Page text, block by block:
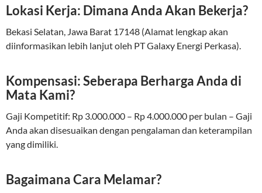
Lokasi Kerja: Dimana Anda Akan Bekerja?
Bekasi Selatan, Jawa Barat 17148 (Alamat lengkap akan
diinformasikan lebih lanjut oleh PT Galaxy Energi Perkasa).
Kompensasi: Seberapa Berharga Anda di
Mata Kami?
Gaji Kompetitif: Rp 3.000.000 – Rp 4.000.000 per bulan – Gaji
Anda akan disesuaikan dengan pengalaman dan keterampilan
yang dimiliki.
Bagaimana Cara Melamar?